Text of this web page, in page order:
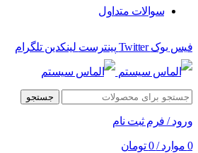
سوالات متداول
فیس بوک Twitter پینترست لینکدین تلگرام
جستجو
ورود / فرم ثبت نام
0 موارد /
0 تومان